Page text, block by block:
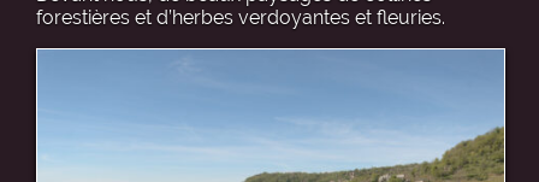
forestières et d’herbes verdoyantes et fleuries.